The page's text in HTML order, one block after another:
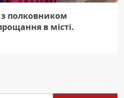
полковником
в місті.